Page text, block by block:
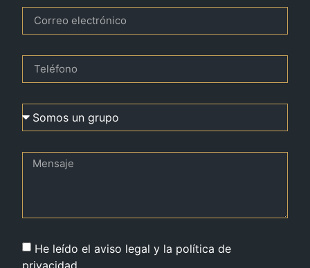
He leído el aviso legal y la política de
privacidad